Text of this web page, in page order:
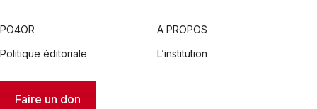
PO4OR
A PROPOS
Politique éditoriale
L’institution
Faire un don